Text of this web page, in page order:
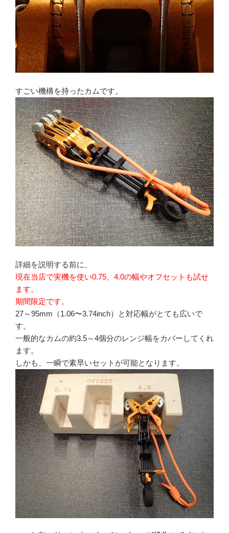
すごい機構を持ったカムです。
詳細を説明する前に、
現在当店で実機を使い0.75、4.0の幅やオフセットも試せ
ます。
期間限定です。
27～95mm（1.06〜3.74inch）と対応幅がとても広いで
す。
一般的なカムの約3.5～4個分のレンジ幅をカバーしてくれ
ます。
しかも、一瞬で素早いセットが可能となります。